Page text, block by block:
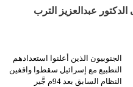
عبدالعزيز الترب
الجنوبيون الذين أعلنوا استعدادهم
التطبيع مع إسرائيل سقطوا واقفين
النظام السابق بعد 94م جَّير